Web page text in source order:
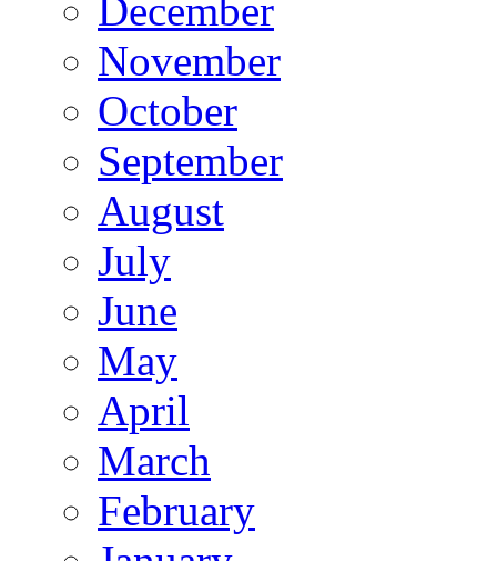
December
November
October
September
August
July
June
May
April
March
February